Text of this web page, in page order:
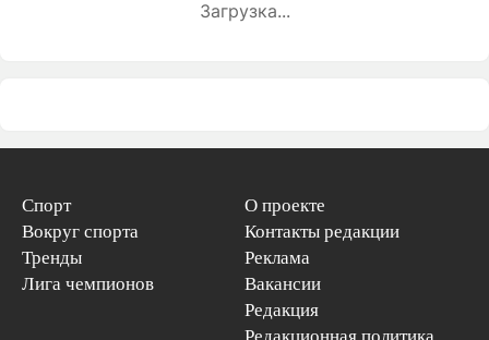
Загрузка...
Спорт
Вокруг спорта
Тренды
Лига чемпионов
О проекте
Контакты редакции
Реклама
Вакансии
Редакция
Редакционная политика